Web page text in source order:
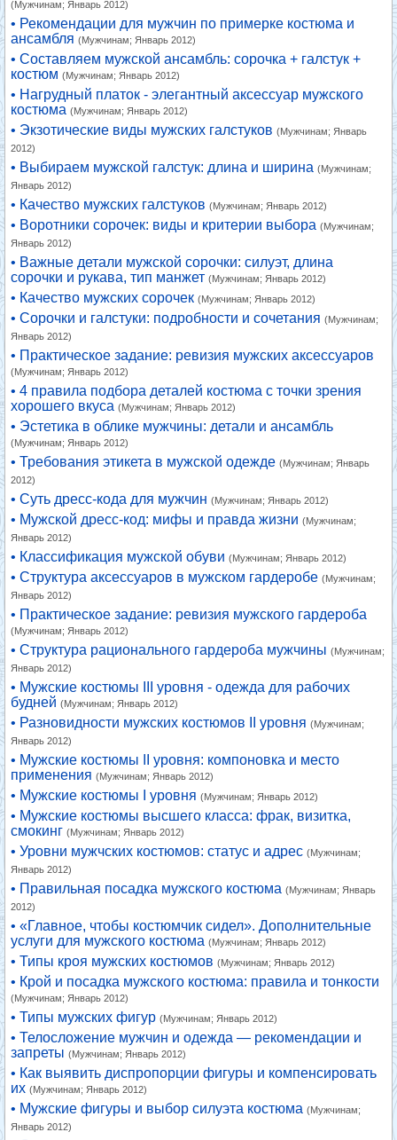
(Мужчинам; Январь 2012)
• Рекомендации для мужчин по примерке костюма и
ансамбля (Мужчинам; Январь 2012)
• Составляем мужской ансамбль: сорочка + галстук +
костюм (Мужчинам; Январь 2012)
• Нагрудный платок - элегантный аксессуар мужского
костюма (Мужчинам; Январь 2012)
• Экзотические виды мужских галстуков (Мужчинам; Январь
2012)
• Выбираем мужской галстук: длина и ширина (Мужчинам;
Январь 2012)
• Качество мужских галстуков (Мужчинам; Январь 2012)
• Воротники сорочек: виды и критерии выбора (Мужчинам;
Январь 2012)
• Важные детали мужской сорочки: силуэт, длина
сорочки и рукава, тип манжет (Мужчинам; Январь 2012)
• Качество мужских сорочек (Мужчинам; Январь 2012)
• Сорочки и галстуки: подробности и сочетания (Мужчинам;
Январь 2012)
• Практическое задание: ревизия мужских аксессуаров
(Мужчинам; Январь 2012)
• 4 правила подбора деталей костюма с точки зрения
хорошего вкуса (Мужчинам; Январь 2012)
• Эстетика в облике мужчины: детали и ансамбль
(Мужчинам; Январь 2012)
• Требования этикета в мужской одежде (Мужчинам; Январь
2012)
• Суть дресс-кода для мужчин (Мужчинам; Январь 2012)
• Мужской дресс-код: мифы и правда жизни (Мужчинам;
Январь 2012)
• Классификация мужской обуви (Мужчинам; Январь 2012)
• Структура аксессуаров в мужском гардеробе (Мужчинам;
Январь 2012)
• Практическое задание: ревизия мужского гардероба
(Мужчинам; Январь 2012)
• Структура рационального гардероба мужчины (Мужчинам;
Январь 2012)
• Мужские костюмы III уровня - одежда для рабочих
будней (Мужчинам; Январь 2012)
• Разновидности мужских костюмов II уровня (Мужчинам;
Январь 2012)
• Мужские костюмы II уровня: компоновка и место
применения (Мужчинам; Январь 2012)
• Мужские костюмы I уровня (Мужчинам; Январь 2012)
• Мужские костюмы высшего класса: фрак, визитка,
смокинг (Мужчинам; Январь 2012)
• Уровни мужчских костюмов: статус и адрес (Мужчинам;
Январь 2012)
• Правильная посадка мужского костюма (Мужчинам; Январь
2012)
• «Главное, чтобы костюмчик сидел». Дополнительные
услуги для мужского костюма (Мужчинам; Январь 2012)
• Типы кроя мужских костюмов (Мужчинам; Январь 2012)
• Крой и посадка мужского костюма: правила и тонкости
(Мужчинам; Январь 2012)
• Типы мужских фигур (Мужчинам; Январь 2012)
• Телосложение мужчин и одежда — рекомендации и
запреты (Мужчинам; Январь 2012)
• Как выявить диспропорции фигуры и компенсировать
их (Мужчинам; Январь 2012)
• Мужские фигуры и выбор силуэта костюма (Мужчинам;
Январь 2012)